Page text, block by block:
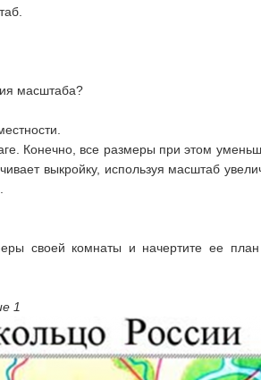
масштаба?
Конечно, все размеры при этом
выкройку, используя масштаб
своей комнаты и начертите ее